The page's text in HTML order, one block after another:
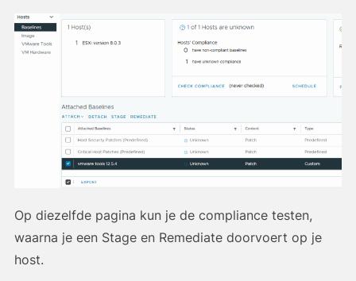
Op diezelfde pagina kun je de compliance testen,
waarna je een Stage en Remediate doorvoert op je
host.